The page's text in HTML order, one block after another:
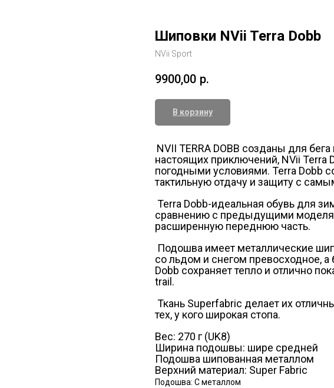
Шиповки NVii Terra Dobb
NVii Sport
9900,00 р.
В корзину
NVII TERRA DOBB созданы для
настоящих приключений, NVii
погодными условиями. Terra Dobb
тактильную отдачу и защиту с
Terra Dobb-идеальная обувь для
сравнению с предыдущими
расширенную переднюю часть.
Подошва имеет металлические
со льдом и снегом превосходное,
Dobb сохраняет тепло и отлично
trail.
Ткань Superfabric делает их
тех, у кого широкая стопа.
Вес: 270 г (UK8)
Ширина подошвы: шире средней
Подошва шипованная металлом
Верхний материал: Super Fabric
Подошва: С металлом